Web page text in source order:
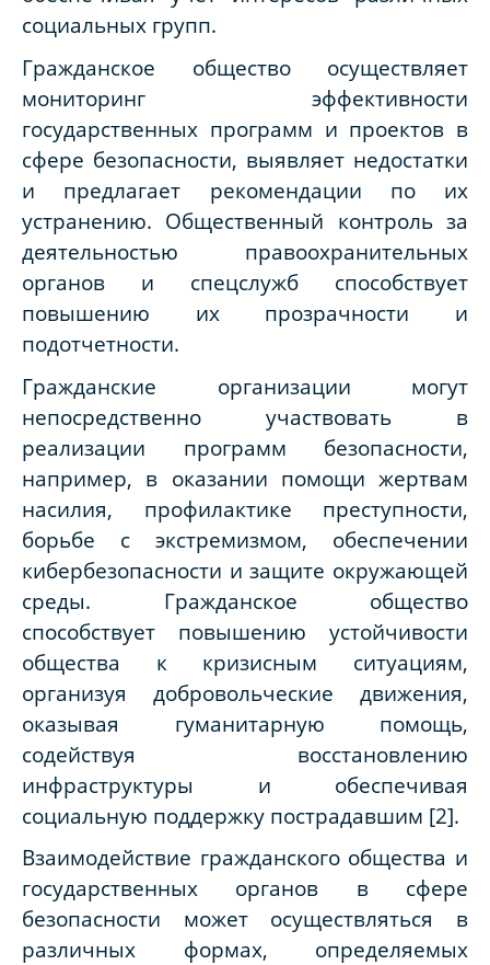
социальных групп.
Гражданское общество осуществляет
мониторинг эффективности
государственных программ и проектов в
сфере безопасности, выявляет недостатки
и предлагает рекомендации по их
устранению. Общественный контроль за
деятельностью правоохранительных
органов и спецслужб способствует
повышению их прозрачности и
подотчетности.
Гражданские организации могут
непосредственно участвовать в
реализации программ безопасности,
например, в оказании помощи жертвам
насилия, профилактике преступности,
борьбе с экстремизмом, обеспечении
кибербезопасности и защите окружающей
среды. Гражданское общество
способствует повышению устойчивости
общества к кризисным ситуациям,
организуя добровольческие движения,
оказывая гуманитарную помощь,
содействуя восстановлению
инфраструктуры и обеспечивая
социальную поддержку пострадавшим [2].
Взаимодействие гражданского общества и
государственных органов в сфере
безопасности может осуществляться в
различных формах, определяемых